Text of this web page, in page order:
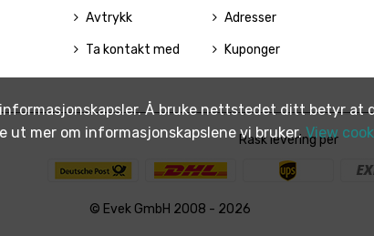
Avtrykk
Ta kontakt med
Adresser
Kuponger
Rask levering per
© Evek GmbH 2008 - 2026
Å bruke nettstedet ditt betyr at
ut mer om informasjonskapslene vi bruker.View